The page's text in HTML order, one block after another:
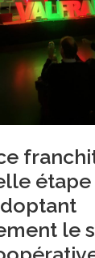
étape
le